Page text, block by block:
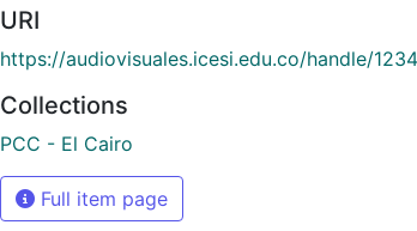
URI
https://audiovisuales.icesi.edu.co/handle/
Collections
PCC - El Cairo
Full item page